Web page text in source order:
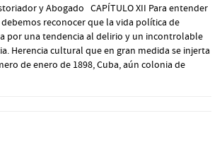
y Abogado CAPÍTULO XII Para entender
reconocer que la vida política de
por una tendencia al delirio y un incontrolable
Herencia cultural que en gran medida se injerta
de enero de 1898, Cuba, aún colonia de